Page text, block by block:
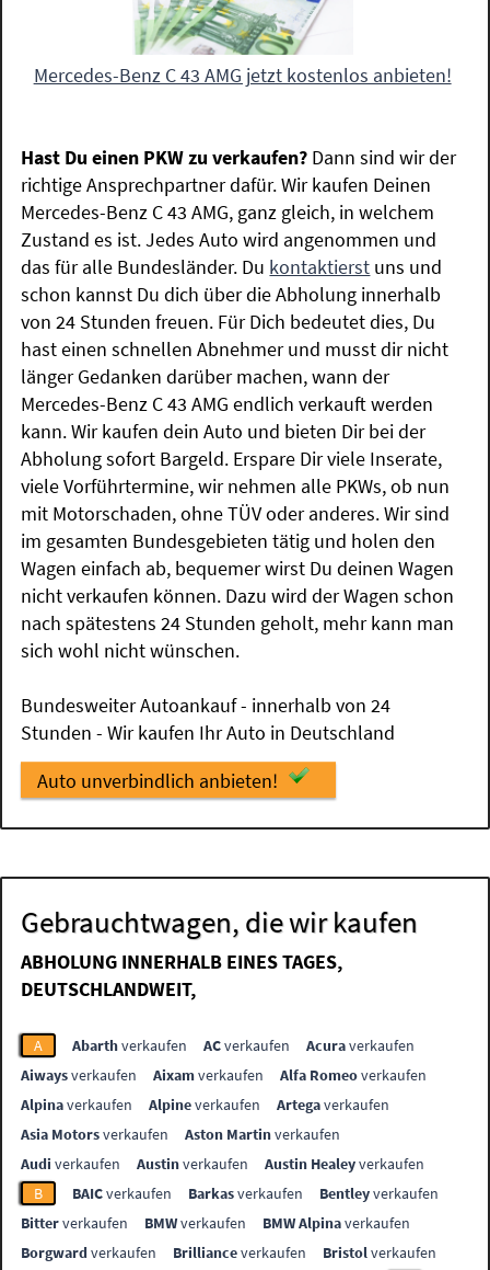
Mercedes-Benz C 43 AMG jetzt kostenlos anbieten!
Hast Du einen PKW zu verkaufen? Dann sind wir der
richtige Ansprechpartner dafür. Wir kaufen Deinen
Mercedes-Benz C 43 AMG, ganz gleich, in welchem
Zustand es ist. Jedes Auto wird angenommen und
das für alle Bundesländer. Du kontaktierst uns und
schon kannst Du dich über die Abholung innerhalb
von 24 Stunden freuen. Für Dich bedeutet dies, Du
hast einen schnellen Abnehmer und musst dir nicht
länger Gedanken darüber machen, wann der
Mercedes-Benz C 43 AMG endlich verkauft werden
kann. Wir kaufen dein Auto und bieten Dir bei der
Abholung sofort Bargeld. Erspare Dir viele Inserate,
viele Vorführtermine, wir nehmen alle PKWs, ob nun
mit Motorschaden, ohne TÜV oder anderes. Wir sind
im gesamten Bundesgebieten tätig und holen den
Wagen einfach ab, bequemer wirst Du deinen Wagen
nicht verkaufen können. Dazu wird der Wagen schon
nach spätestens 24 Stunden geholt, mehr kann man
sich wohl nicht wünschen.
Bundesweiter Autoankauf - innerhalb von 24
Stunden - Wir kaufen Ihr Auto in Deutschland
Auto unverbindlich anbieten!
Gebrauchtwagen, die wir kaufen
ABHOLUNG INNERHALB EINES TAGES,
DEUTSCHLANDWEIT,
A Abarthverkaufen ACverkaufen Acuraverkaufen
Aiwaysverkaufen Aixamverkaufen Alfa Romeoverkaufen
Alpinaverkaufen Alpineverkaufen Artegaverkaufen
Asia Motorsverkaufen Aston Martinverkaufen
Audi verkaufen Austinverkaufen Austin Healeyverkaufen
B
BAICverkaufen Barkasverkaufen Bentleyverkaufen
Bitterverkaufen BMWverkaufen BMW Alpinaverkaufen
Borgwardverkaufen Brillianceverkaufen Bristolverkaufen